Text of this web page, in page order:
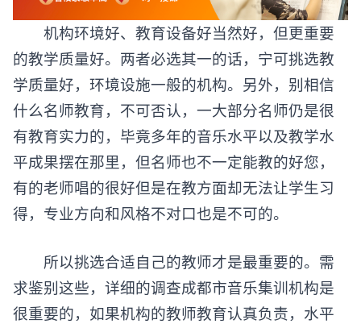
机构环境好、教育设备好当然好，但更重要
的教学质量好。两者必选其一的话，宁可挑选教
学质量好，环境设施一般的机构。另外，别相信
什么名师教育，不可否认，一大部分名师仍是很
有教育实力的，毕竟多年的音乐水平以及教学水
平成果摆在那里，但名师也不一定能教的好您，
有的老师唱的很好但是在教方面却无法让学生习
得，专业方向和风格不对口也是不可的。
所以挑选合适自己的教师才是最重要的。需
求鉴别这些，详细的调查成都市音乐集训机构是
很重要的，如果机构的教师教育认真负责，水平